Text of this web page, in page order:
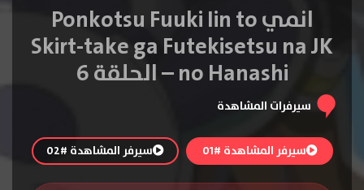
انمي Ponkotsu Fuuki Iin to
Skirt-take ga Futekisetsu na JK
no Hanashi – الحلقة 6
سيرفرات المشاهدة
سيرفر المشاهدة #01 سيرفر المشاهدة #02